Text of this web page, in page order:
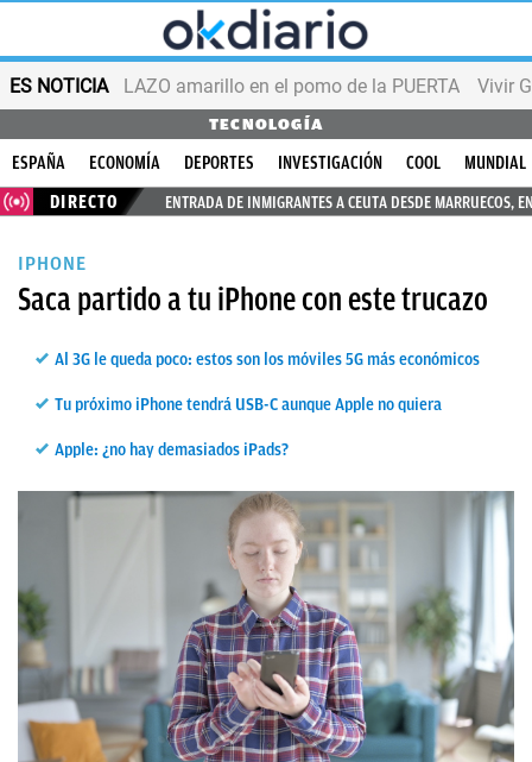
ES NOTICIA LAZO amarillo en el pomo de la PUERTA Vivir
TECNOLOGÍA
ESPAÑA ECONOMÍA DEPORTES INVESTIGACIÓN COOL
MUNDIAL
DIRECTO
ENTRADA DE INMIGRANTES A CEUTA DESDE MARRUECOS,
IPHONE
Saca partido a tu iPhone con este trucazo
Al 3G le queda poco: estos son los móviles 5G más económicos
Tu próximo iPhone tendrá USB-C aunque Apple no quiera
Apple: ¿no hay demasiados iPads?